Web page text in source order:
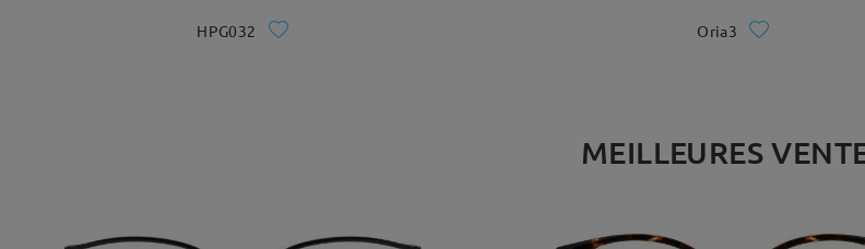
HPG032 Oria3
MEILLEURES